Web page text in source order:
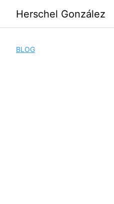
contenido
Herschel González
BLOG